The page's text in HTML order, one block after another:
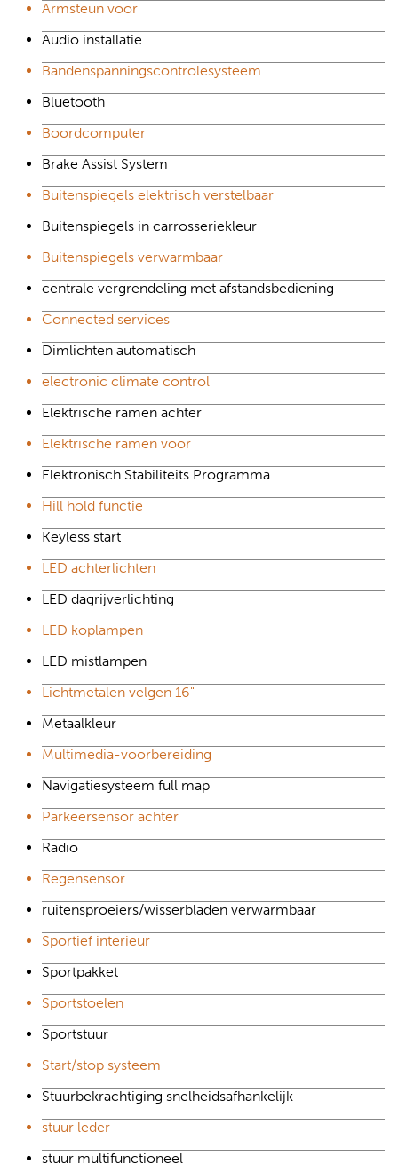
Armsteun voor
Audio installatie
Bandenspanningscontrolesysteem
Bluetooth
Boordcomputer
Brake Assist System
Buitenspiegels elektrisch verstelbaar
Buitenspiegels in carrosseriekleur
Buitenspiegels verwarmbaar
centrale vergrendeling met afstandsbediening
Connected services
Dimlichten automatisch
electronic climate control
Elektrische ramen achter
Elektrische ramen voor
Elektronisch Stabiliteits Programma
Hill hold functie
Keyless start
LED achterlichten
LED dagrijverlichting
LED koplampen
LED mistlampen
Lichtmetalen velgen 16"
Metaalkleur
Multimedia-voorbereiding
Navigatiesysteem full map
Parkeersensor achter
Radio
Regensensor
ruitensproeiers/wisserbladen verwarmbaar
Sportief interieur
Sportpakket
Sportstoelen
Sportstuur
Start/stop systeem
Stuurbekrachtiging snelheidsafhankelijk
stuur leder
stuur multifunctioneel